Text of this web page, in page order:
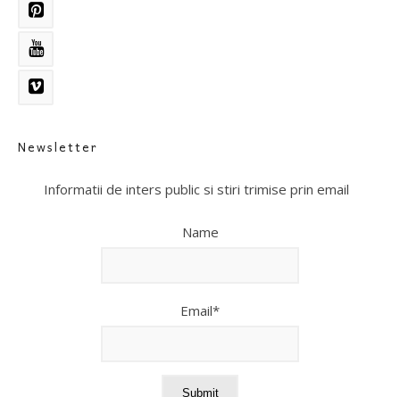
Newsletter
Informatii de inters public si stiri trimise prin email
Name
Email*